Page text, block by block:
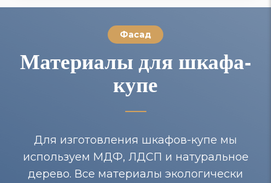
Фасад
Материалы для шкафа-
купе
Для изготовления шкафов-купе мы
используем МДФ, ЛДСП и натуральное
дерево. Все материалы экологически